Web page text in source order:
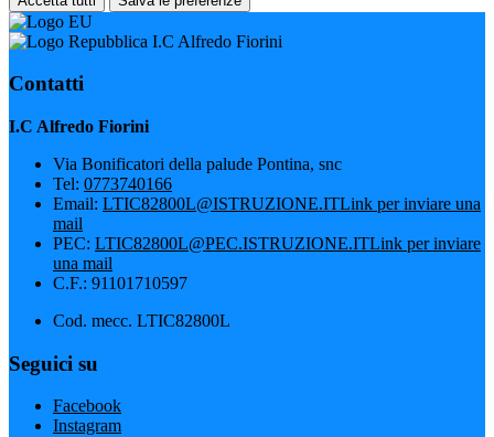
I.C Alfredo Fiorini
Contatti
I.C Alfredo Fiorini
Via Bonificatori della palude Pontina, snc
Tel: 0773740166
Email: LTIC82800L@ISTRUZIONE.ITLink per inviare una
mail
PEC: LTIC82800L@PEC.ISTRUZIONE.ITLink per inviare
una mail
C.F.: 91101710597
Cod. mecc. LTIC82800L
Seguici su
Facebook
Instagram